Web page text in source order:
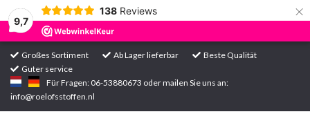
9,7
138 Reviews ×
Großes Sortiment Ab Lager lieferbar
Beste Qualität
Guter service
Für Fragen: 06-53880673 oder mailen Sie uns an:
info@roelofsstoffen.nl
Startseite
Sortiment